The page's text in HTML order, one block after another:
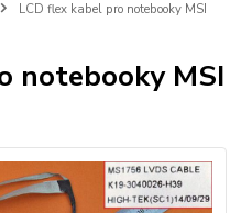
LCD flex kabel pro notebooky MSI
notebooky MSI